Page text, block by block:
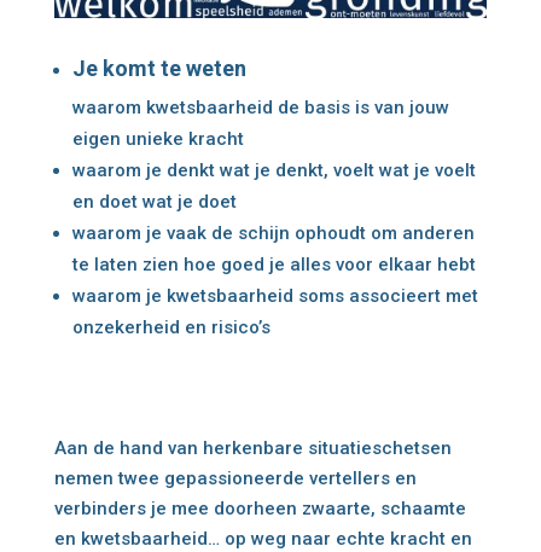
Je komt te weten
waarom kwetsbaarheid de basis is van jouw
eigen unieke kracht
waarom je denktwat je denkt, voelt wat je voelt
en doet wat je doet
waarom je vaak de schijn ophoudt om anderen
te laten zien hoe goed je alles voor elkaar hebt
waarom je kwetsbaarheid soms associeert met
onzekerheid en risico’s
Aan de hand van herkenbare situatieschetsen
nemen twee gepassioneerde vertellers en
verbinders je mee doorheen zwaarte, schaamte
en kwetsbaarheid… op weg naar echte kracht en